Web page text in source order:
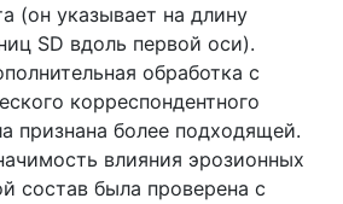
(он указывает на длину
SD вдоль первой оси).
обработка с
корреспондентного
признана более подходящей.
влияния эрозионных
состав была проверена с